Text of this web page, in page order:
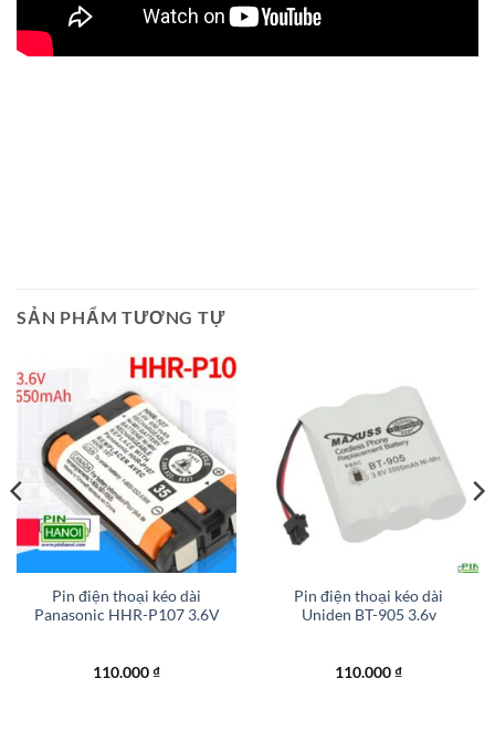
SẢN PHẨM TƯƠNG TỰ
Pin điện thoại kéo dài
Panasonic HHR-P107 3.6V
110.000₫
Pin điện thoại kéo dài
Uniden BT-905 3.6v
110.000₫